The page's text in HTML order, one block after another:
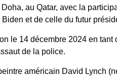
au Qatar, avec la
et de celle du futur
le 14 décembre 2024 en tant
de la police.
américain David Lynch